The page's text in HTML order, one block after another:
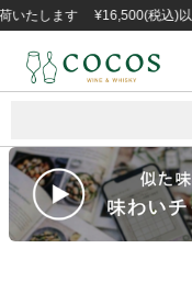
ます ¥16,500(税込)以上の